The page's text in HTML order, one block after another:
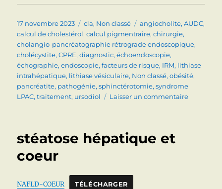
Publié
le
17 novembre 2023 Catégories
cla, Non classé Étiquettes
angiocholite,AUDC,
calcul de cholestérol,calcul pigmentraire,chirurgie,
cholangio-pancréatographie rétrograde endoscopique,
cholécystite,CPRE,diagnostic,échoendoscopie,
échographie,endoscopie,facteurs de risque, IRM, lithiase
intrahépatique, lithiase vésiculaire, Non classé,obésité,
pancréatite, pathogénie,sphinctérotomie,syndrome
LPAC,traitement, ursodiol Laisser un commentairesur
stéatose hépatique et
coeur
NAFLD-COEUR TÉLÉCHARGER